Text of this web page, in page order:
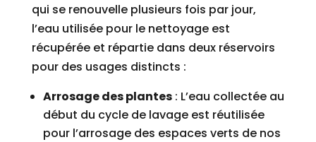
qui se renouvelle plusieurs fois par jour,
l’eau utilisée pour le nettoyage est
récupérée et répartie dans deux réservoirs
pour des usages distincts :
Arrosage des plantes: L’eau collectée au
début du cycle de lavage est réutilisée
pour l’arrosage des espaces verts de nos